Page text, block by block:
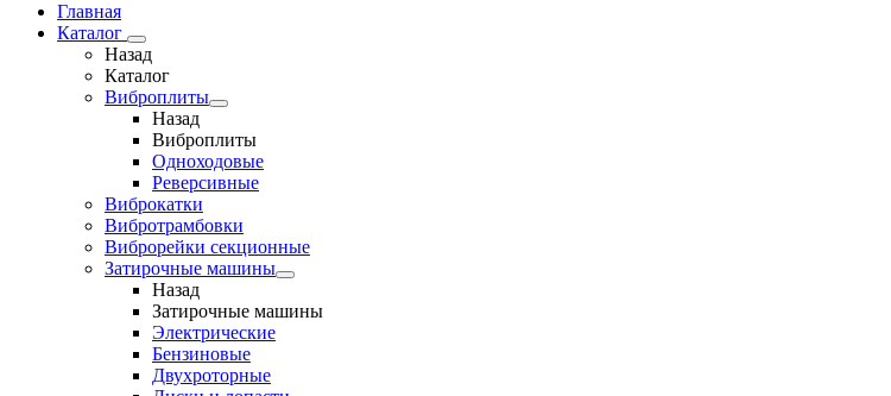
Главная
Каталог
Назад
Каталог
Виброплиты
Назад
Виброплиты
Одноходовые
Реверсивные
Виброкатки
Вибротрамбовки
Виброрейки секционные
Затирочные машины
Назад
Затирочные машины
Электрические
Бензиновые
Двухроторные